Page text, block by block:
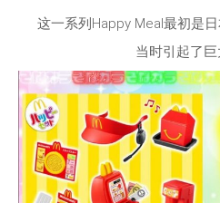
这一系列Happy Meal最初是
当时引起了